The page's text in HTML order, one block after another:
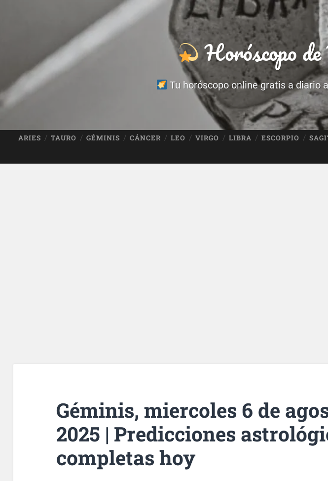
Horóscopo
Tu horóscopo online gratis a diario
ARIES TAURO GÉMINIS CÁNCER LEO VIRGO LIBRA ESCORPIO
Géminis, miercoles 6 de
2025 | Predicciones
completas hoy